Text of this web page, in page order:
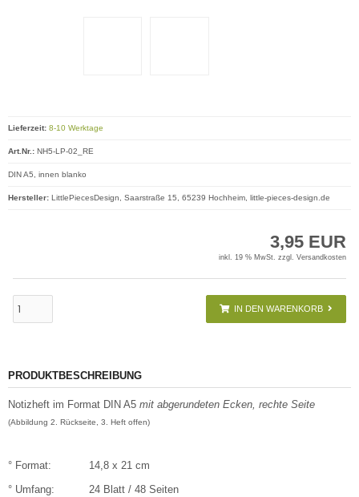
3,95 EUR
inkl. 19 % MwSt. zzgl. Versandkosten
IN DEN WARENKORB
Lieferzeit: 8-10 Werktage
Art.Nr.: NH5-LP-02_RE
DIN A5, innen blanko
Hersteller: LittlePiecesDesign, Saarstraße 15, 65239 Hochheim, little-pieces-design.de
PRODUKTBESCHREIBUNG
Notizheft im Format DIN A5 mit abgerundeten Ecken, rechte Seite
(Abbildung 2. Rückseite, 3. Heft offen)
° Format:
14,8 x 21 cm
° Umfang:
24 Blatt / 48 Seiten